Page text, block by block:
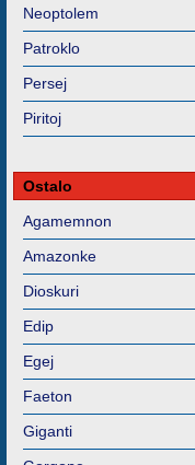
Neoptolem
Patroklo
Persej
Piritoj
Ostalo
Agamemnon
Amazonke
Dioskuri
Edip
Egej
Faeton
Giganti